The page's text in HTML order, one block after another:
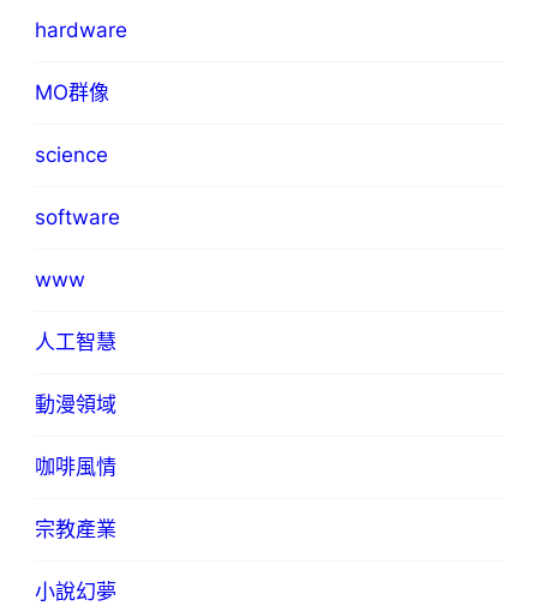
hardware
MO群像
science
software
www
人工智慧
動漫領域
咖啡風情
宗教產業
小說幻夢